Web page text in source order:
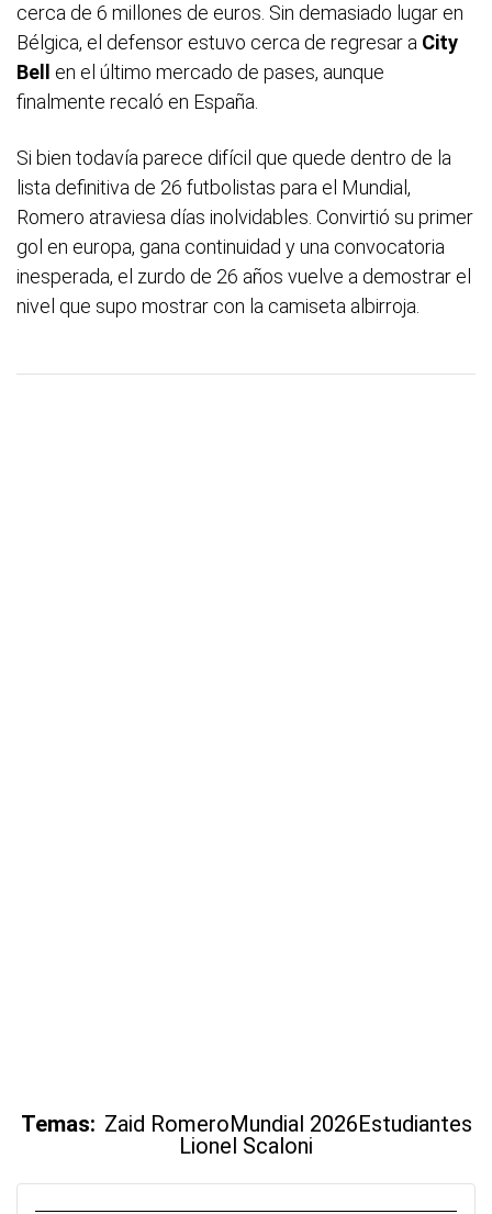
cerca de 6 millones de euros. Sin demasiado lugar en
Bélgica, el defensor estuvo cerca de regresar a City
Bell en el último mercado de pases, aunque
finalmente recaló en España.
Si bien todavía parece difícil que quede dentro de la
lista definitiva de 26 futbolistas para el Mundial,
Romero atraviesa días inolvidables. Convirtió su primer
gol en europa, gana continuidad y una convocatoria
inesperada, el zurdo de 26 años vuelve a demostrar el
nivel que supo mostrar con la camiseta albirroja.
Temas: Zaid RomeroMundial 2026Estudiantes
Lionel Scaloni